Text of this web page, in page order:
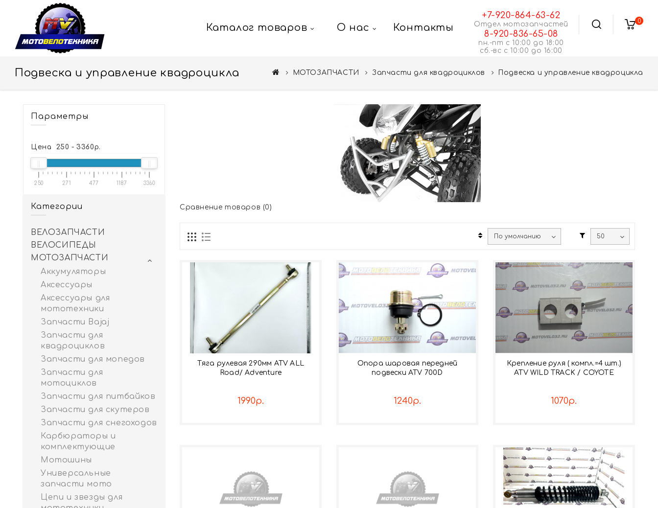
+7-920-864-63-62
Отдел мотозапчастей
8-920-836-65-08
пн.-пт с 10:00 до 18:00
сб.-вс с 10:00 до 16:00
0
Каталог товаров О нас Контакты
Подвеска и управление квадроцикла МОТОЗАПЧАСТИ Запчасти для квадроциклов Подвеска и управление квадроцикла
Параметры
Цена 250 -3360р.
250 271 477 1187 3360
Категории
ВЕЛОЗАПЧАСТИ
ВЕЛОСИПЕДЫ
МОТОЗАПЧАСТИ
Аккумуляторы
Аксессуары
Аксессуары для
мототехники
Запчасти Bajaj
Запчасти для
квадроциклов
Запчасти для мопедов
Запчасти для
мотоциклов
Запчасти для питбайков
Запчасти для скутеров
Запчасти для снегоходов
Карбюраторы и
комплектующие
Мотошины
Универсальные
запчасти мото
Цепи и звезды для
Сравнение товаров (0)
Тяга рулевая 290мм ATV ALL
Road/ Adventure
1990р.
Опора шаровая передней
подвески ATV 700D
1240р.
Крепление руля ( компл.=4 шт.)
ATV WILD TRACK / COYOTE
1070р.